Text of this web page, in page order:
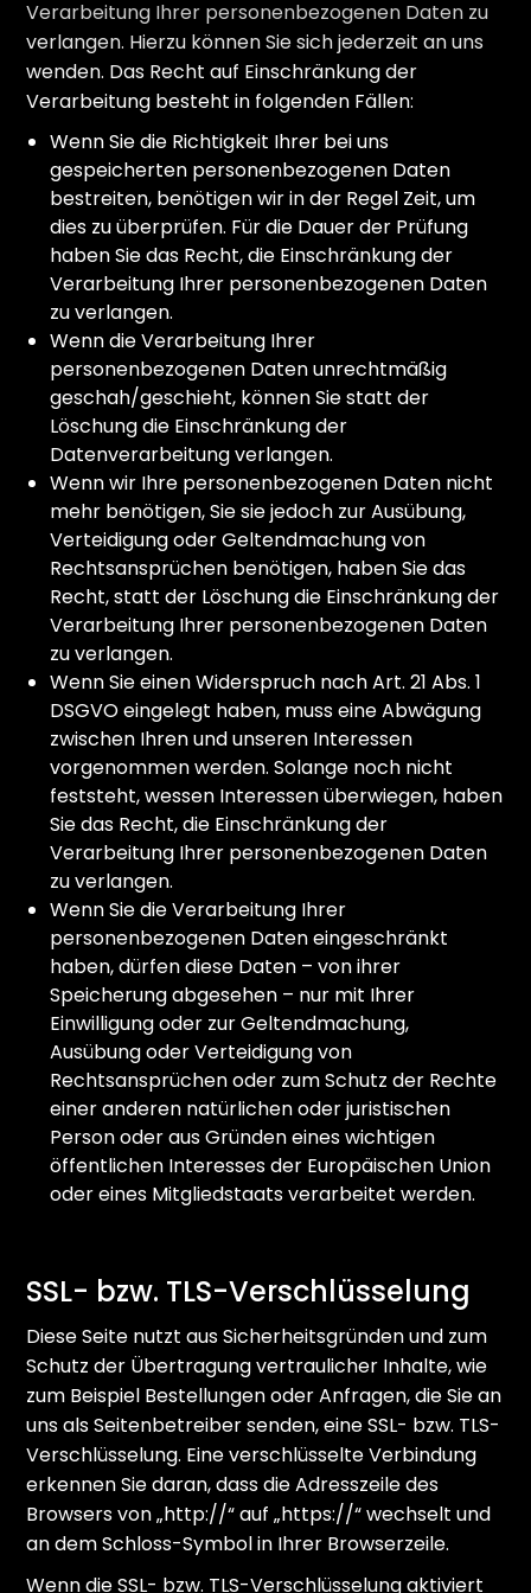
Verarbeitung Ihrer personenbezogenen Daten zu
verlangen. Hierzu können Sie sich jederzeit an uns
wenden. Das Recht auf Einschränkung der
Verarbeitung besteht in folgenden Fällen:
Wenn Sie die Richtigkeit Ihrer bei uns
gespeicherten personenbezogenen Daten
bestreiten, benötigen wir in der Regel Zeit, um
dies zu überprüfen. Für die Dauer der Prüfung
haben Sie das Recht, die Einschränkung der
Verarbeitung Ihrer personenbezogenen Daten
zu verlangen.
Wenn die Verarbeitung Ihrer
personenbezogenen Daten unrechtmäßig
geschah/geschieht, können Sie statt der
Löschung die Einschränkung der
Datenverarbeitung verlangen.
Wenn wir Ihre personenbezogenen Daten nicht
mehr benötigen, Sie sie jedoch zur Ausübung,
Verteidigung oder Geltendmachung von
Rechtsansprüchen benötigen, haben Sie das
Recht, statt der Löschung die Einschränkung der
Verarbeitung Ihrer personenbezogenen Daten
zu verlangen.
Wenn Sie einen Widerspruch nach Art. 21 Abs. 1
DSGVO eingelegt haben, muss eine Abwägung
zwischen Ihren und unseren Interessen
vorgenommen werden. Solange noch nicht
feststeht, wessen Interessen überwiegen, haben
Sie das Recht, die Einschränkung der
Verarbeitung Ihrer personenbezogenen Daten
zu verlangen.
Wenn Sie die Verarbeitung Ihrer
personenbezogenen Daten eingeschränkt
haben, dürfen diese Daten – von ihrer
Speicherung abgesehen – nur mit Ihrer
Einwilligung oder zur Geltendmachung,
Ausübung oder Verteidigung von
Rechtsansprüchen oder zum Schutz der Rechte
einer anderen natürlichen oder juristischen
Person oder aus Gründen eines wichtigen
öffentlichen Interesses der Europäischen Union
oder eines Mitgliedstaats verarbeitet werden.
SSL- bzw. TLS-Verschlüsselung
Diese Seite nutzt aus Sicherheitsgründen und zum
Schutz der Übertragung vertraulicher Inhalte, wie
zum Beispiel Bestellungen oder Anfragen, die Sie an
uns als Seitenbetreiber senden, eine SSL- bzw. TLS-
Verschlüsselung. Eine verschlüsselte Verbindung
erkennen Sie daran, dass die Adresszeile des
Browsers von „http://“ auf „https://“ wechselt und
an dem Schloss-Symbol in Ihrer Browserzeile.
Wenn die SSL- bzw. TLS-Verschlüsselung aktiviert